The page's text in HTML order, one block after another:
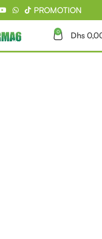
PROMOTION
0 Dhs